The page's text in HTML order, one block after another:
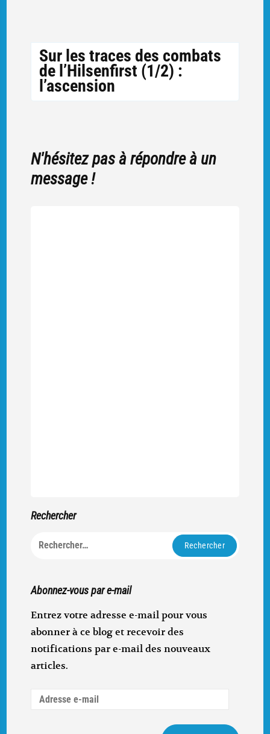
Sur les traces des combats
de l’Hilsenfirst (1/2) :
l’ascension
N'hésitez pas à répondre à un
message !
Rechercher
Rechercher :
Abonnez-vous par e-mail
Entrez votre adresse e-mail pour vous
abonner à ce blog et recevoir des
notifications par e-mail des nouveaux
articles.
Adresse